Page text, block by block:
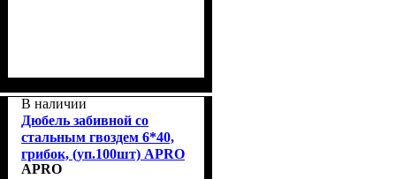
В наличии
Дюбель забивной со
стальным гвоздем 6*40,
грибок, (уп.100шт) APRO
SMTG-60040
APRO